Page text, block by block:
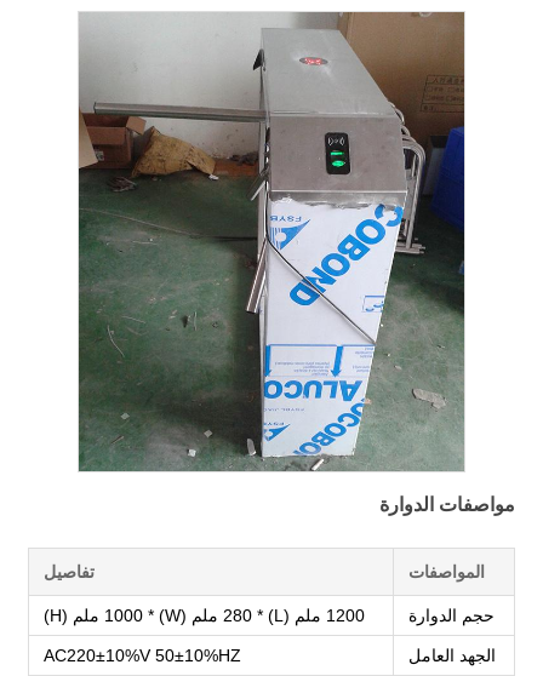
مواصفات الدوارة
المواصفات تفاصيل
حجم الدوارة 1200 ملم (L) * 280 ملم (W) * 1000 ملم (H)
الجهد العامل AC220±10%V 50±10%HZ